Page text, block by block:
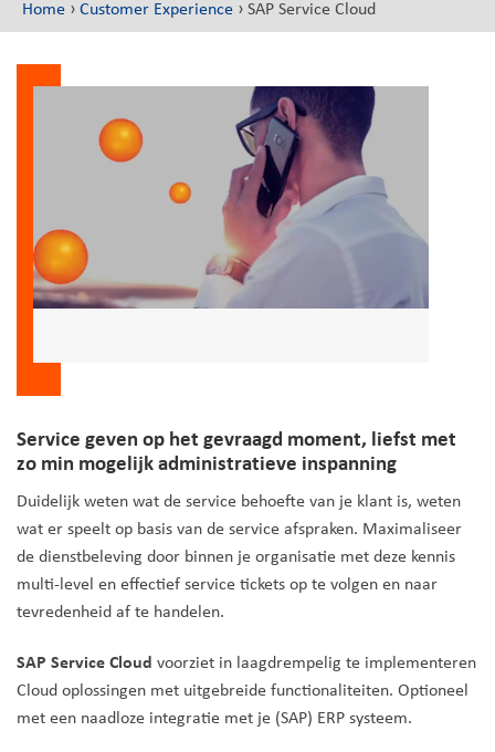
Home › Customer Experience › SAP Service Cloud
Service geven op het gevraagd moment, liefst met
zo min mogelijk administratieve inspanning
Duidelijk weten wat de service behoefte van je klant is, weten
wat er speelt op basis van de service afspraken. Maximaliseer
de dienstbeleving door binnen je organisatie met deze kennis
multi-level en effectief service tickets op te volgen en naar
tevredenheid af te handelen.
SAP Service Cloud voorziet in laagdrempelig te implementeren
Cloud oplossingen met uitgebreide functionaliteiten. Optioneel
met een naadloze integratie met je (SAP) ERP systeem.